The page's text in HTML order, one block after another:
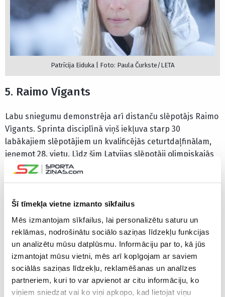
Šī tīmekļa vietne izmanto sīkfailus
Mēs izmantojam sīkfailus, lai personalizētu saturu un
reklāmas, nodrošinātu sociālo saziņas līdzekļu funkcijas
un analizētu mūsu datplūsmu. Informāciju par to, kā jūs
izmantojat mūsu vietni, mēs arī kopīgojam ar saviem
sociālās saziņas līdzekļu, reklamēšanas un analīzes
partneriem, kuri to var apvienot ar citu informāciju, ko
viņiem sniedzat vai ko viņi apkopo, kad lietojat viņu
Patrīcija Eiduka | Foto: Paula Čurkste/LETA
5. Raimo Vīgants
Labu sniegumu demonstrēja arī distanču slēpotājs Raimo
Vīgants. Sprinta disciplīnā viņš iekļuva starp 30
labākajiem slēpotājiem un kvalificējās ceturtdaļfinālam,
ieņemot 28. vietu. Līdz šim Latvijas slēpotāji olimpiskajās
spēlēs ne reizi nebija tikuši labāko 40 sportistu
“pasaka” un “sapņa piepildījums”.